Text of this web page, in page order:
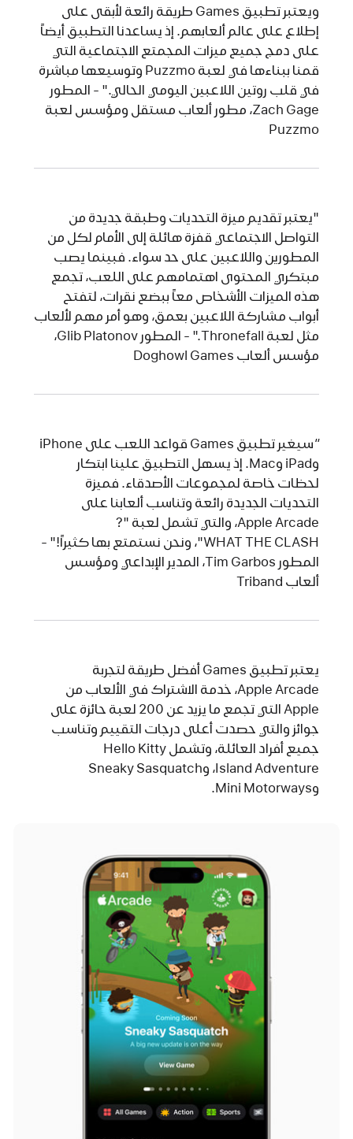
ويعتبر تطبيق Games طريقة رائعة لأبقى على
إطلاع على عالم ألعابهم. إذ يساعدنا التطبيق أيضاً
على دمج جميع ميزات المجمتع الاجتماعية التي
قمنا ببناءها في لعبة Puzzmo وتوسيعها مباشرة
في قلب روتين اللاعبين اليومي الحالي." - المطور
Zach Gage، مطور ألعاب مستقل ومؤسس لعبة
Puzzmo
"يعتبر تقديم ميزة التحديات وطبقة جديدة من
التواصل الاجتماعي قفزة هائلة إلى الأمام لكل من
المطورين واللاعبين على حد سواء. فبينما يصب
مبتكري المحتوى اهتمامهم على اللعب، تجمع
هذه الميزات الأشخاص معاً ببضع نقرات، لتفتح
أبواب مشاركة اللاعبين بعمق، وهو أمر مهم لألعاب
مثل لعبة Thronefall." - المطور Glib Platonov،
مؤسس ألعاب Doghowl Games
"
سيغير تطبيق Games قواعد اللعب على iPhone
وiPad وMac. إذ يسهل التطبيق علينا ابتكار
لحظات خاصة لمجموعات الأصدقاء. فميزة
التحديات الجديدة رائعة وتناسب ألعابنا على
Apple Arcade، والتي تشمل لعبة "?
WHAT THE CLASH"، ونحن نستمتع بها كثيراً!" -
المطور Tim Garbos، المدير الإبداعي ومؤسس
ألعاب Triband
يعتبر تطبيق Games أفضل طريقة لتجربة
Apple Arcade، خدمة الاشتراك في الألعاب من
Apple التي تجمع ما يزيد عن 200 لعبة حائزة على
جوائز والتي حصدت أعلى درجات التقييم وتناسب
جميع أفراد العائلة، وتشمل Hello Kitty
Island Adventure، وSneaky Sasquatch
وMini Motorways.